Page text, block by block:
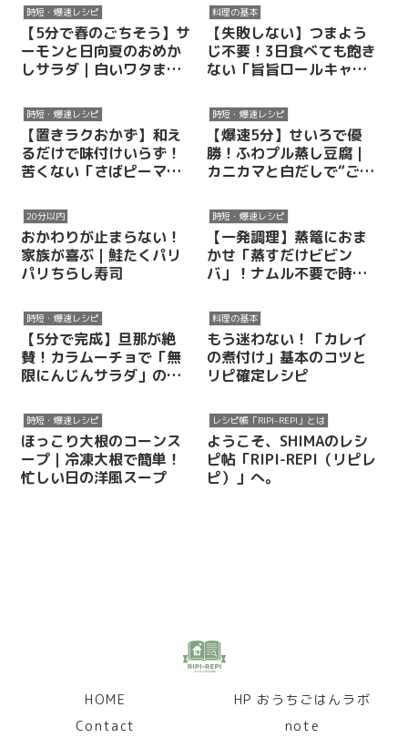
時短・爆速レシピ
【5分で春のごちそう】サ
ーモンと日向夏のおめか
しサラダ｜白いワタまで
料理の基本
【失敗しない】つまよう
じ不要！3日食べても飽き
ない「旨旨ロールキャベ
時短・爆速レシピ
【置きラクおかず】和え
るだけで味付けいらず！
苦くない「さばピーマ
時短・爆速レシピ
【爆速5分】せいろで優
勝！ふわプル蒸し豆腐｜
カニカマと白だしで“ごち
20分以内
おかわりが止まらない！
家族が喜ぶ｜鮭たくパリ
パリちらし寿司
時短・爆速レシピ
【一発調理】蒸篭におま
かせ「蒸すだけビビン
バ」！ナムル不要で時短
のレシピ
時短・爆速レシピ
【5分で完成】旦那が絶
賛！カラムーチョで「無
限にんじんサラダ」の再
料理の基本
もう迷わない！「カレイ
の煮付け」基本のコツと
リピ確定レシピ
時短・爆速レシピ
ほっこり大根のコーンス
ープ｜冷凍大根で簡単！
忙しい日の洋風スープ
レシピ帳「RIPI-REPI」とは
ようこそ、SHIMAのレシ
ピ帖「RIPI-REPI（リピレ
ピ）」へ。
HOME
HP おうちごはんラボ
Contact
note